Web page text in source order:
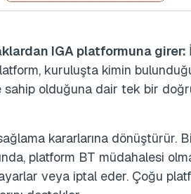
IGA platformuna girer:
kuruluşta kimin
olduğuna dair tek bir
kararlarına dönüştürür.
platform BT müdahalesi
veya iptal eder. Çoğu